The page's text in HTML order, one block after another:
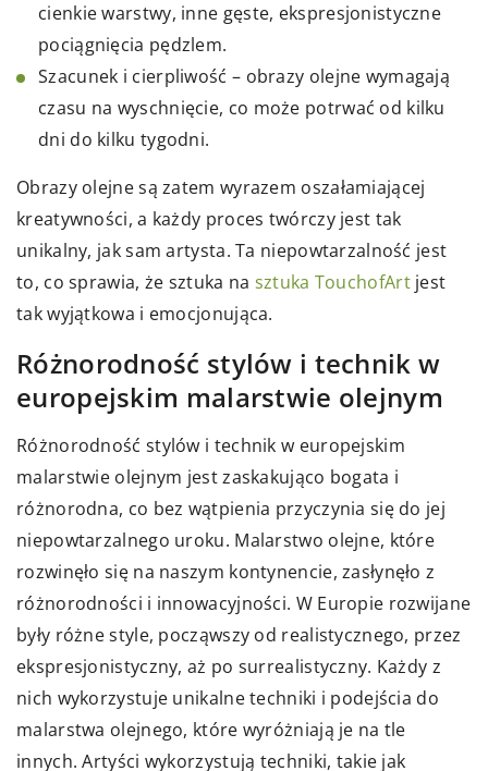
cienkie warstwy, inne gęste, ekspresjonistyczne
pociągnięcia pędzlem.
Szacunek i cierpliwość – obrazy olejne wymagają
czasu na wyschnięcie, co może potrwać od kilku
dni do kilku tygodni.
Obrazy olejne są zatem wyrazem oszałamiającej
kreatywności, a każdy proces twórczy jest tak
unikalny, jak sam artysta. Ta niepowtarzalność jest
to, co sprawia, że sztuka na sztuka TouchofArtjest
tak wyjątkowa i emocjonująca.
Różnorodność stylów i technik w
europejskim malarstwie olejnym
Różnorodność stylów i technik w europejskim
malarstwie olejnym jest zaskakująco bogata i
różnorodna, co bez wątpienia przyczynia się do jej
niepowtarzalnego uroku. Malarstwo olejne, które
rozwinęło się na naszym kontynencie, zasłynęło z
różnorodności i innowacyjności. W Europie rozwijane
były różne style, począwszy od realistycznego, przez
ekspresjonistyczny, aż po surrealistyczny. Każdy z
nich wykorzystuje unikalne techniki i podejścia do
malarstwa olejnego, które wyróżniają je na tle
innych. Artyści wykorzystują techniki, takie jak